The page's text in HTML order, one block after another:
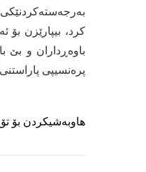
کرد، بیپارێزن
باوەڕداران و بێ
پرەنسیپی پاراستنی
هاوبەشیکردن بۆ